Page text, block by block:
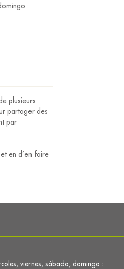
:
plusieurs
partager des
par
en d’en faire
viernes, sábado, domingo :